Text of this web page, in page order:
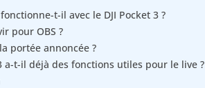
fonctionne-t-il avec le DJI Pocket 3 ?
pour OBS ?
portée annoncée ?
a-t-il déjà des fonctions utiles pour le live ?